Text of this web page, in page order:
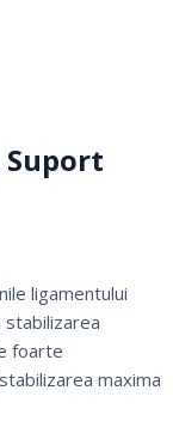
Suport
ligamentului
stabilizarea
foarte
maxima